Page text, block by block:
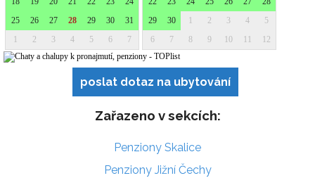
poslat dotaz na ubytování
Zařazeno v sekcích:
Penziony Skalice
Penziony Jižní Čechy